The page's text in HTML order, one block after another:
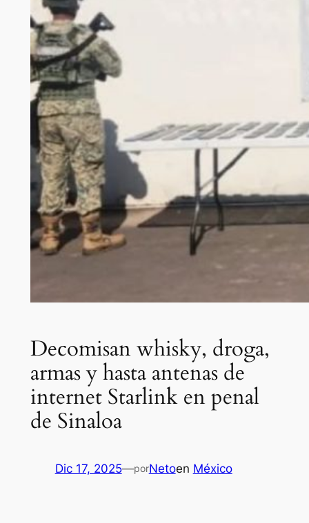
Decomisan whisky, droga,
armas y hasta antenas de
internet Starlink en penal
de Sinaloa
Dic 17, 2025—porNetoen México